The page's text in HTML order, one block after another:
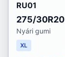
RU01
275/30R20
Nyári gumi
XL